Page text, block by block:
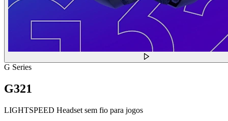
G Series
G321
LIGHTSPEED Headset sem fio para jogos